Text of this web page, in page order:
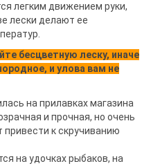
легким движением руки,
лески делают ее
бесцветную леску, иначе
и улова вам не
на прилавках магазина
и прочная, но очень
к скручиванию
на удочках рыбаков, на